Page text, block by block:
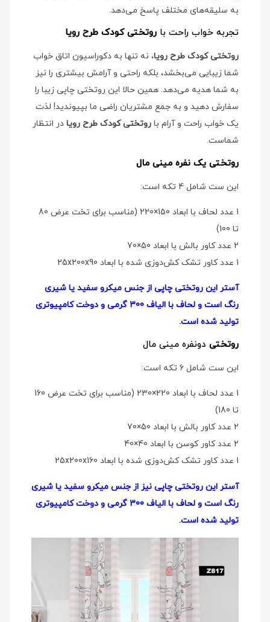
به سلیقه‌های مختلف پاسخ می‌دهد.
تجربه خواب راحت با روتختی کودک طرح رویا
روتختی کودک طرح رویا، نه تنها به دکوراسیون اتاق خواب
شما زیبایی می‌بخشد، بلکه راحتی و آرامش بیشتری را نیز
به شما هدیه می‌دهد. همین حالا این روتختی چاپی زیبا را
سفارش دهید و به جمع مشتریان راضی ما بپیوندید! لذت
یک خواب راحت و آرام با روتختی کودک طرح رویا در انتظار
شماست.
روتختی یک نفره مینی مال
این ست شامل 4 تکه است:
1 عدد لحاف با ابعاد 150×220 (مناسب برای تخت عرض 80
تا 100)
2 عدد کاور بالش با ابعاد 50×70
1 عدد کاور تشک کش‌دوزی شده با ابعاد 25x200x90
آستر این روتختی چاپی از جنس میکرو سفید یا شیری
رنگ است و لحاف با الیاف 300 گرمی و دوخت کامپیوتری
تولید شده است.
روتختی دو‌نفره مینی مال
این ست شامل 6 تکه است:
1 عدد لحاف با ابعاد 220×230 (مناسب برای تخت عرض 160
تا 180)
2 عدد کاور بالش با ابعاد 50×70
2 عدد کاور کوسن با ابعاد 40×40
1 عدد کاور تشک کش‌دوزی شده با ابعاد 25x200x160
آستر این روتختی چاپی نیز از جنس میکرو سفید یا شیری
رنگ است و لحاف با الیاف 300 گرمی و دوخت کامپیوتری
تولید شده است.